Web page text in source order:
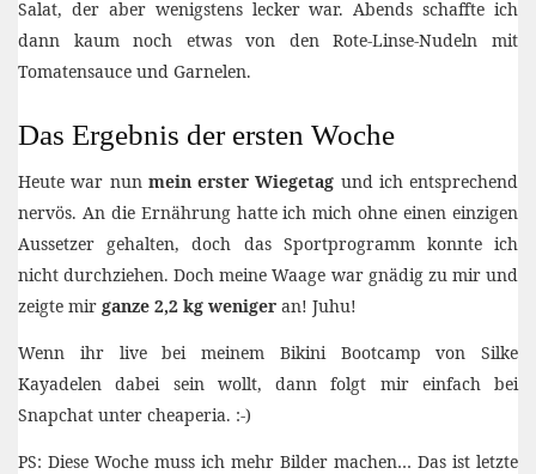
Salat, der aber wenigstens lecker war. Abends schaffte ich
dann kaum noch etwas von den Rote-Linse-Nudeln mit
Tomatensauce und Garnelen.
Das Ergebnis der ersten Woche
Heute war nun mein erster Wiegetag und ich entsprechend
nervös. An die Ernährung hatte ich mich ohne einen einzigen
Aussetzer gehalten, doch das Sportprogramm konnte ich
nicht durchziehen. Doch meine Waage war gnädig zu mir und
zeigte mir ganze 2,2 kg weniger an! Juhu!
Wenn ihr live bei meinem Bikini Bootcamp von Silke
Kayadelen dabei sein wollt, dann folgt mir einfach bei
Snapchat unter cheaperia. :-)
PS: Diese Woche muss ich mehr Bilder machen… Das ist letzte